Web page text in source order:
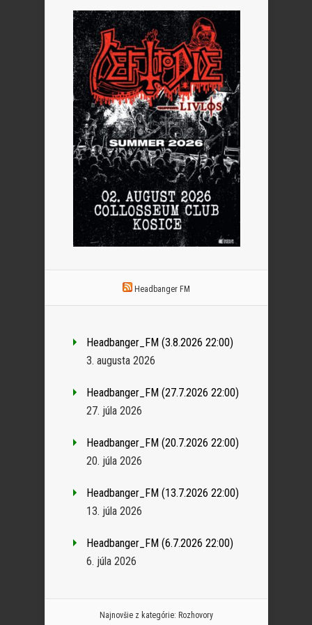
Headbanger FM
Headbanger_FM (3.8.2026 22:00)
3. augusta 2026
Headbanger_FM (27.7.2026 22:00)
27. júla 2026
Headbanger_FM (20.7.2026 22:00)
20. júla 2026
Headbanger_FM (13.7.2026 22:00)
13. júla 2026
Headbanger_FM (6.7.2026 22:00)
6. júla 2026
Najnovšie z kategórie: Rozhovory